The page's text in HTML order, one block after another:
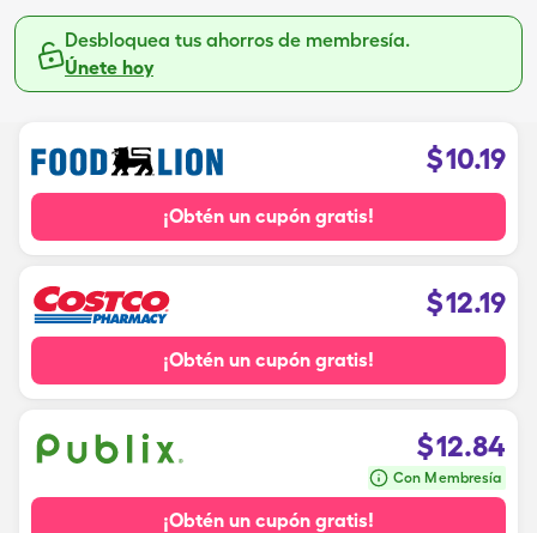
Desbloquea tus ahorros de membresía.
Únete hoy
$10.19
¡Obtén un cupón gratis!
$12.19
¡Obtén un cupón gratis!
$12.84
Con Membresía
¡Obtén un cupón gratis!